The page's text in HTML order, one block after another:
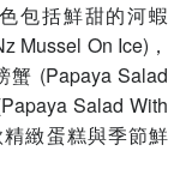
包括鮮甜的河蝦
Mussel On Ice)，
(Papaya Salad
Salad With
緻蛋糕與季節鮮